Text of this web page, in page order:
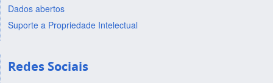
Dados abertos
Suporte a Propriedade Intelectual
Redes Sociais